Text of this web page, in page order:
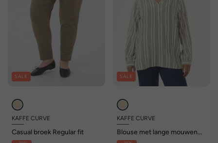
SALE
KAFFE CURVE
Casual broek Regular fit
SALE
KAFFE CURVE
Blouse met lange mouwen
Loose fit